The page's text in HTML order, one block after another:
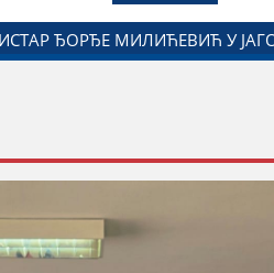
ОДНОСЕ СА ДИЈАСПОРОМ